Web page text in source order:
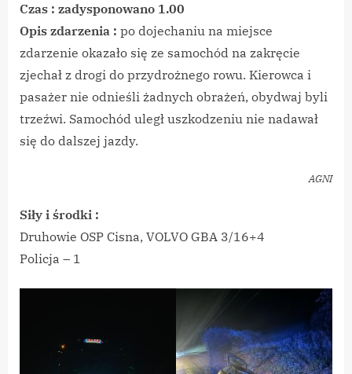
Czas : zadysponowano 1.00
Opis zdarzenia : po dojechaniu na miejsce
zdarzenie okazało się ze samochód na zakręcie
zjechał z drogi do przydrożnego rowu. Kierowca i
pasażer nie odnieśli żadnych obrażeń, obydwaj byli
trzeźwi. Samochód uległ uszkodzeniu nie nadawał
się do dalszej jazdy.
AGNI
Siły i środki :
Druhowie OSP Cisna, VOLVO GBA 3/16+4
Policja – 1